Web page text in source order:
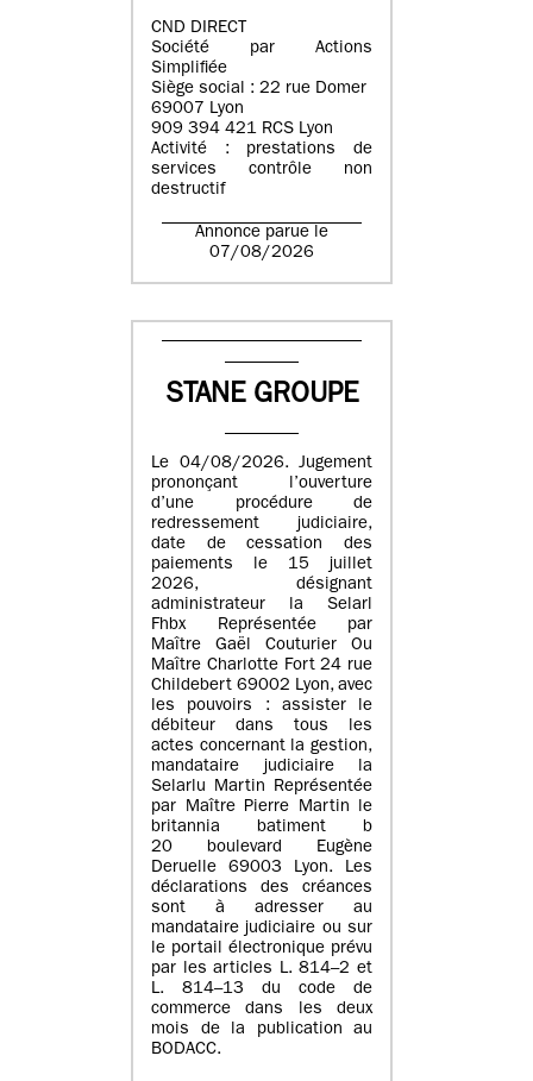
CND DIRECT
Société par Actions
Simplifiée
Siège social : 22 rue Domer
69007 Lyon
909 394 421 RCS Lyon
Activité : prestations de
services contrôle non
destructif
Annonce parue le
07/08/2026
STANE GROUPE
Le 04/08/2026. Jugement
prononçant l’ouverture
d’une procédure de
redressement judiciaire,
date de cessation des
paiements le 15 juillet
2026, désignant
administrateur la Selarl
Fhbx Représentée par
Maître Gaël Couturier Ou
Maître Charlotte Fort 24 rue
Childebert 69002 Lyon, avec
les pouvoirs : assister le
débiteur dans tous les
actes concernant la gestion,
mandataire judiciaire la
Selarlu Martin Représentée
par Maître Pierre Martin le
britannia batiment b
20 boulevard Eugène
Deruelle 69003 Lyon. Les
déclarations des créances
sont à adresser au
mandataire judiciaire ou sur
le portail électronique prévu
par les articles L. 814–2 et
L. 814–13 du code de
commerce dans les deux
mois de la publication au
BODACC.